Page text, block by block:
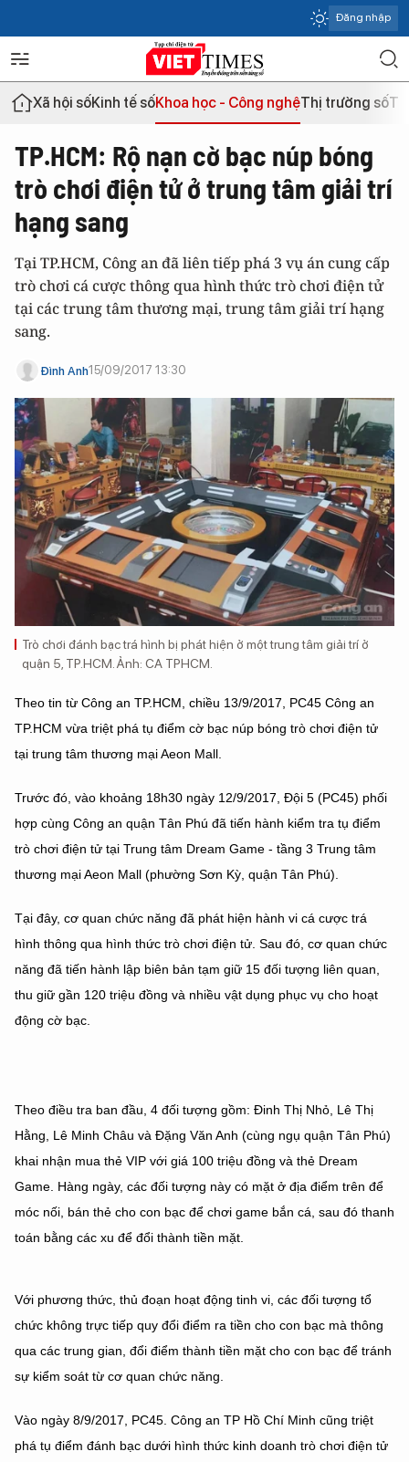
Đăng nhập
Xã hội sốKinh tế sốKhoa học - Công nghệThị trường số
TP.HCM: Rộ nạn cờ bạc núp bóng
trò chơi điện tử ở trung tâm giải trí
hạng sang
Tại TP.HCM, Công an đã liên tiếp phá 3 vụ án cung cấp
trò chơi cá cược thông qua hình thức trò chơi điện tử
tại các trung tâm thương mại, trung tâm giải trí hạng
sang.
Đình Anh15/09/2017 13:30
Trò chơi đánh bạc trá hình bị phát hiện ở một trung tâm giải trí ở
quận 5, TP.HCM. Ảnh: CA TPHCM.
Theo tin từ Công an TP.HCM, chiều 13/9/2017, PC45 Công an
TP.HCM vừa triệt phá tụ điểm cờ bạc núp bóng trò chơi điện tử
tại trung tâm thương mại Aeon Mall.
Trước đó, vào khoảng 18h30 ngày 12/9/2017, Đội 5 (PC45) phối
hợp cùng Công an quận Tân Phú đã tiến hành kiểm tra tụ điểm
trò chơi điện tử tại Trung tâm Dream Game - tầng 3 Trung tâm
thương mại Aeon Mall (phường Sơn Kỳ, quận Tân Phú).
Tại đây, cơ quan chức năng đã phát hiện hành vi cá cược trá
hình thông qua hình thức trò chơi điện tử. Sau đó, cơ quan chức
năng đã tiến hành lập biên bản tạm giữ 15 đối tượng liên quan,
thu giữ gần 120 triệu đồng và nhiều vật dụng phục vụ cho hoạt
động cờ bạc.
Theo điều tra ban đầu, 4 đối tượng gồm: Đinh Thị Nhỏ, Lê Thị
Hằng, Lê Minh Châu và Đặng Văn Anh (cùng ngụ quận Tân Phú)
khai nhận mua thẻ VIP với giá 100 triệu đồng và thẻ Dream
Game. Hàng ngày, các đối tượng này có mặt ở địa điểm trên để
móc nối, bán thẻ cho con bạc để chơi game bắn cá, sau đó thanh
toán bằng các xu để đổi thành tiền mặt.
Với phương thức, thủ đoạn hoạt động tinh vi, các đối tượng tổ
chức không trực tiếp quy đổi điểm ra tiền cho con bạc mà thông
qua các trung gian, đổi điểm thành tiền mặt cho con bạc để tránh
sự kiểm soát từ cơ quan chức năng.
Vào ngày 8/9/2017, PC45. Công an TP Hồ Chí Minh cũng triệt
phá tụ điểm đánh bạc dưới hình thức kinh doanh trò chơi điện tử